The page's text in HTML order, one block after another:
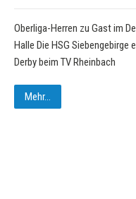
Oberliga-Herren zu Gast im
Halle Die HSG
Derby beim TV Rheinbach
Mehr...